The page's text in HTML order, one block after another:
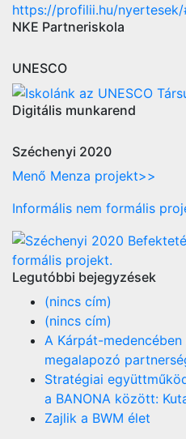
https://profilii.hu/nyertesek/
NKE Partneriskola
UNESCO
Digitális munkarend
Széchenyi 2020
Menő Menza projekt>>
Informális nem formális
Legutóbbi bejegyzések
(nincs cím)
(nincs cím)
A Kárpát-
megalapozó
Stratégiai
a BANONA között:
Zajlik a BWM élet